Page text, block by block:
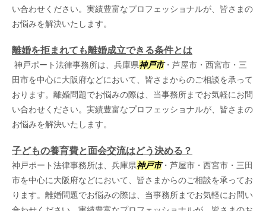
い合わせください。実績豊富なプロフェッショナルが、皆さまの
お悩みを解決いたします。
離婚を拒まれても離婚成立できる条件とは
神戸ポート法律事務所は、兵庫県神戸市・芦屋市・西宮市・三
田市を中心に大阪府などにおいて、皆さまからのご相談を承って
おります。離婚問題でお悩みの際は、当事務所までお気軽にお問
い合わせください。実績豊富なプロフェッショナルが、皆さまの
お悩みを解決いたします。
子どもの養育費と面会交流はどう決める？
神戸ポート法律事務所は、兵庫県神戸市・芦屋市・西宮市・三田
市を中心に大阪府などにおいて、皆さまからのご相談を承ってお
ります。離婚問題でお悩みの際は、当事務所までお気軽にお問い